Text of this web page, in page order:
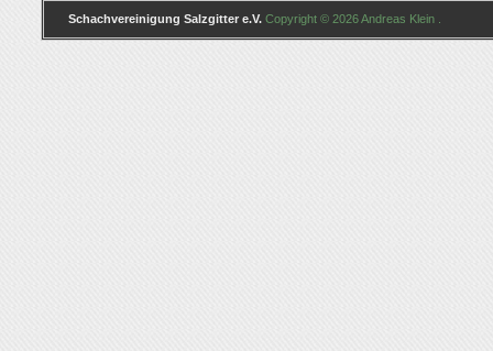
Schachvereinigung Salzgitter e.V. Copyright © 2026 Andreas Klein .